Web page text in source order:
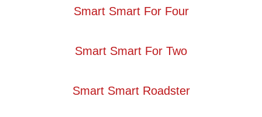
Smart Smart For Four
Smart Smart For Two
Smart Smart Roadster